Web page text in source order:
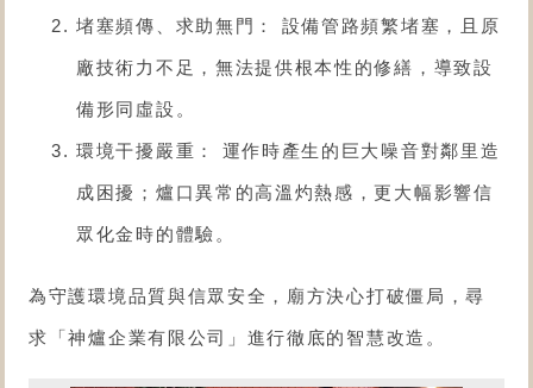
堵塞頻傳、求助無門： 設備管路頻繁堵塞，且原
廠技術力不足，無法提供根本性的修繕，導致設
備形同虛設。
環境干擾嚴重： 運作時產生的巨大噪音對鄰里造
成困擾；爐口異常的高溫灼熱感，更大幅影響信
眾化金時的體驗。
為守護環境品質與信眾安全，廟方決心打破僵局，尋
求「神爐企業有限公司」進行徹底的智慧改造。